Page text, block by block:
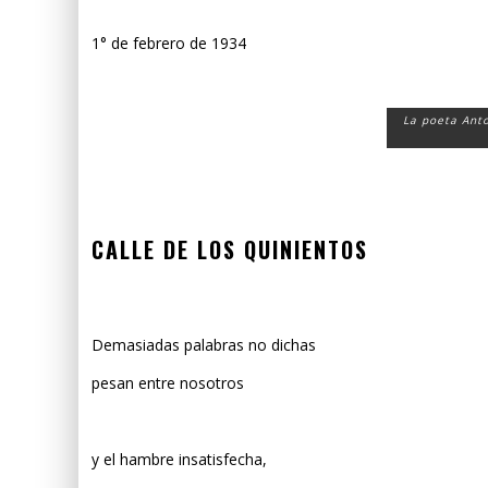
1° de febrero de 1934
La poeta
CALLE DE LOS QUINIENTOS
Demasiadas palabras no dichas
pesan entre nosotros
y el hambre insatisfecha,